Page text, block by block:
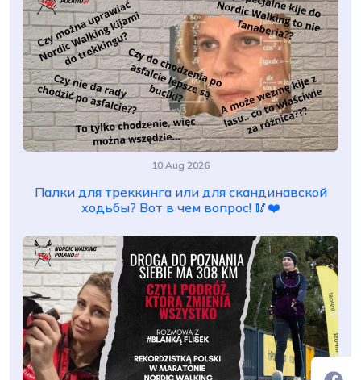
10 Aug 2026
Палки для треккинга или для скандинавской
ходьбы? Вот в чем вопрос! 🥢❤️